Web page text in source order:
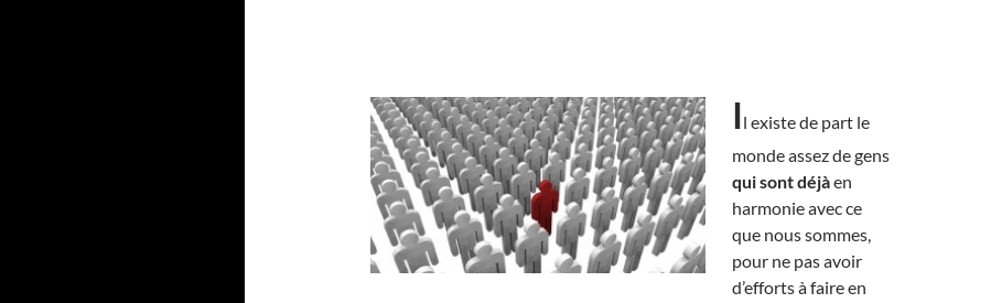
Il existe de part le
monde assez de gens
qui sont déjàen
harmonie avec ce
que nous sommes,
pour ne pas avoir
d’efforts à faire en